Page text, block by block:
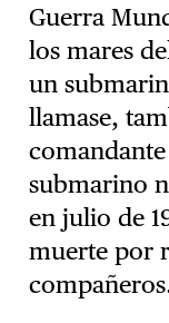
Guerra
los mares
un
llamase,
submarino
en julio de
muerte por